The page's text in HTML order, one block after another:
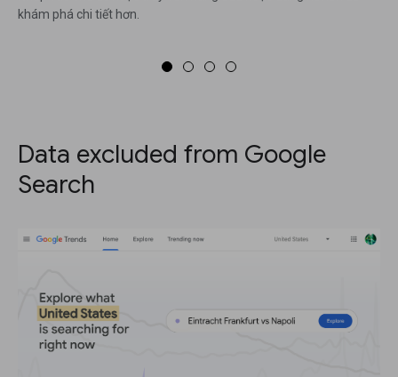
khám phá chi tiết hơn.
Data excluded from Google
Search